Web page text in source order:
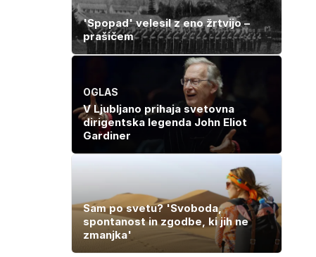
'Spopad' velesil z eno žrtvijo –
prašičem
OGLAS
V Ljubljano prihaja svetovna
dirigentska legenda John Eliot
Gardiner
Sam po svetu? 'Svoboda,
spontanost in zgodbe, ki jih ne
zmanjka'